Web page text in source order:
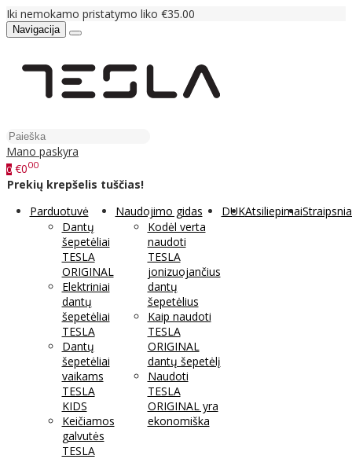
Iki nemokamo pristatymo liko €35.00
Navigacija
Mano paskyra
0 €000
Prekių krepšelis tuščias!
Parduotuvė
Dantų
šepetėliai
TESLA
ORIGINAL
Elektriniai
dantų
šepetėliai
TESLA
Dantų
šepetėliai
vaikams
TESLA
KIDS
Keičiamos
galvutės
TESLA
Naudojimo gidas
Kodėl verta
naudoti
TESLA
jonizuojančius
dantų
šepetėlius
Kaip naudoti
TESLA
ORIGINAL
dantų šepetėlį
Naudoti
TESLA
ORIGINAL yra
ekonomiška
DUKAtsiliepimai